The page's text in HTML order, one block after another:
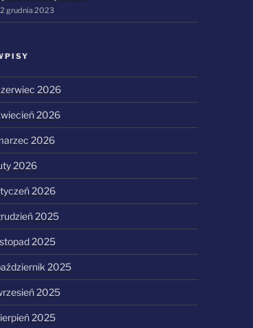
grudnia 2023
2026
2026
2026
2026
2026
2025
2025
2025
2025
2025